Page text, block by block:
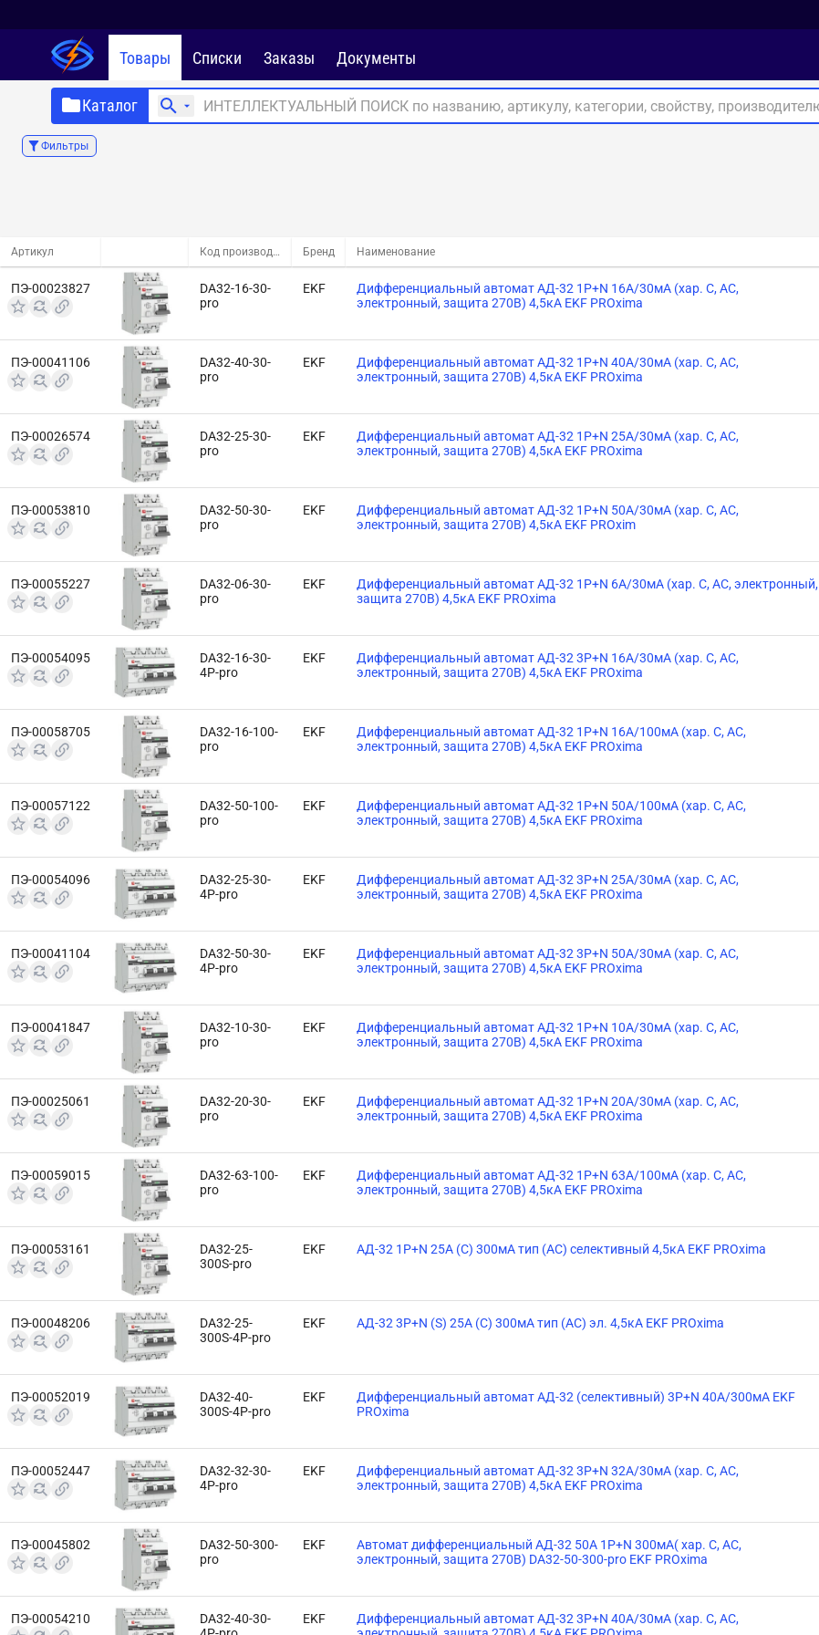
Товары Списки Заказы Документы
Каталог
Фильтры
Артикул Код производителя Бренд Наименование
ПЭ-00023827
DA32-16-30-
pro
EKF
Дифференциальный автомат АД-32 1P+N 16А/30мА (хар. C, AC,
электронный, защита 270В) 4,5кА EKF PROxima
ПЭ-00041106
DA32-40-30-
pro
EKF
Дифференциальный автомат АД-32 1P+N 40А/30мА (хар. C, AC,
электронный, защита 270В) 4,5кА EKF PROxima
ПЭ-00026574
DA32-25-30-
pro
EKF
Дифференциальный автомат АД-32 1P+N 25А/30мА (хар. C, AC,
электронный, защита 270В) 4,5кА EKF PROxima
ПЭ-00053810
DA32-50-30-
pro
EKF
Дифференциальный автомат АД-32 1P+N 50А/30мА (хар. C, AC,
электронный, защита 270В) 4,5кА EKF PROxim
ПЭ-00055227
DA32-06-30-
pro
EKF
Дифференциальный автомат АД-32 1P+N 6А/30мА (хар. C, AC, электронный,
защита 270В) 4,5кА EKF PROxima
ПЭ-00054095
DA32-16-30-
4P-pro
EKF
Дифференциальный автомат АД-32 3P+N 16А/30мА (хар. C, AC,
электронный, защита 270В) 4,5кА EKF PROxima
ПЭ-00058705
DA32-16-100-
pro
EKF
Дифференциальный автомат АД-32 1P+N 16А/100мА (хар. C, AC,
электронный, защита 270В) 4,5кА EKF PROxima
ПЭ-00057122
DA32-50-100-
pro
EKF
Дифференциальный автомат АД-32 1P+N 50А/100мА (хар. C, AC,
электронный, защита 270В) 4,5кА EKF PROxima
ПЭ-00054096
DA32-25-30-
4P-pro
EKF
Дифференциальный автомат АД-32 3P+N 25А/30мА (хар. C, AC,
электронный, защита 270В) 4,5кА EKF PROxima
ПЭ-00041104
DA32-50-30-
4P-pro
EKF
Дифференциальный автомат АД-32 3P+N 50А/30мА (хар. C, AC,
электронный, защита 270В) 4,5кА EKF PROxima
ПЭ-00041847
DA32-10-30-
pro
EKF
Дифференциальный автомат АД-32 1P+N 10А/30мА (хар. C, AC,
электронный, защита 270В) 4,5кА EKF PROxima
ПЭ-00025061
DA32-20-30-
pro
EKF
Дифференциальный автомат АД-32 1P+N 20А/30мА (хар. C, AC,
электронный, защита 270В) 4,5кА EKF PROxima
ПЭ-00059015
DA32-63-100-
pro
EKF
Дифференциальный автомат АД-32 1P+N 63А/100мА (хар. C, AC,
электронный, защита 270В) 4,5кА EKF PROxima
ПЭ-00053161
DA32-25-
300S-pro
EKF АД-32 1P+N 25А (С) 300мА тип (АС) селективный 4,5кА EKF PROxima
ПЭ-00048206
DA32-25-
300S-4P-pro
EKF АД-32 3P+N (S) 25А (С) 300мА тип (АС) эл. 4,5кА EKF PROxima
ПЭ-00052019
DA32-40-
300S-4P-pro
EKF
Дифференциальный автомат АД-32 (селективный) 3P+N 40А/300мА EKF
PROxima
ПЭ-00052447
DA32-32-30-
4P-pro
EKF
Дифференциальный автомат АД-32 3P+N 32А/30мА (хар. C, AC,
электронный, защита 270В) 4,5кА EKF PROxima
ПЭ-00045802
DA32-50-300-
pro
EKF
Автомат дифференциальный АД-32 50А 1Р+N 300мА( хар. С, АС,
электронный, защита 270В) DA32-50-300-pro EKF PROxima
ПЭ-00054210
DA32-40-30-
EKF
Дифференциальный автомат АД-32 3P+N 40А/30мА (хар. C, AC,